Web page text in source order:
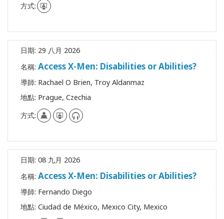
方式:
日期: 29 八月 2026
名稱: Access X-Men: Disabilities or Abilities?
導師: Rachael O Brien, Troy Aldanmaz
地點: Prague, Czechia
方式:
日期: 08 九月 2026
名稱: Access X-Men: Disabilities or Abilities?
導師: Fernando Diego
地點: Ciudad de México, Mexico City, Mexico